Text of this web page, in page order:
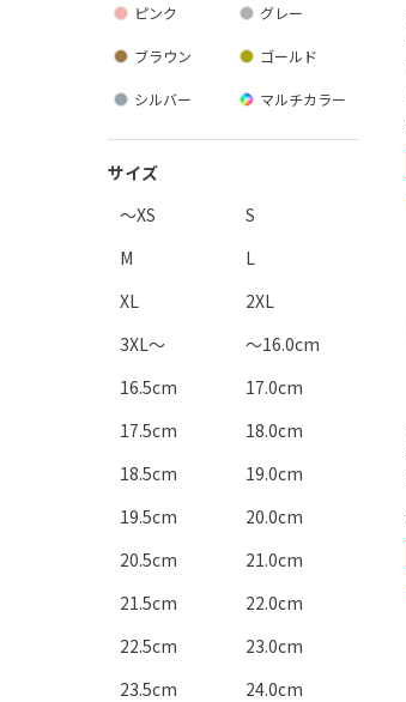
ピンク グレー
ブラウン ゴールド
シルバー マルチカラー
サイズ
～XS
S
M
L
XL
2XL
3XL～
～16.0cm
16.5cm
17.0cm
17.5cm
18.0cm
18.5cm
19.0cm
19.5cm
20.0cm
20.5cm
21.0cm
21.5cm
22.0cm
22.5cm
23.0cm
23.5cm
24.0cm